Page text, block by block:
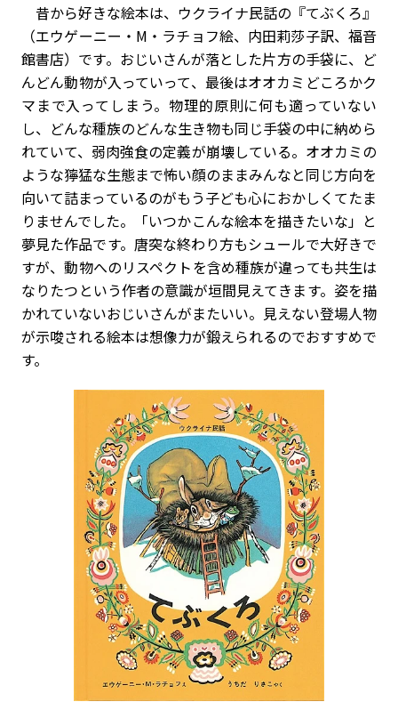
昔から好きな絵本は、ウクライナ民話の『てぶくろ』
（エウゲーニー・M・ラチョフ絵、内田莉莎子訳、福音
館書店）です。おじいさんが落とした片方の手袋に、ど
んどん動物が入っていって、最後はオオカミどころかク
マまで入ってしまう。物理的原則に何も適っていない
し、どんな種族のどんな生き物も同じ手袋の中に納めら
れていて、弱肉強食の定義が崩壊している。オオカミの
ような獰猛な生態まで怖い顔のままみんなと同じ方向を
向いて詰まっているのがもう子ども心におかしくてたま
りませんでした。「いつかこんな絵本を描きたいな」と
夢見た作品です。唐突な終わり方もシュールで大好きで
すが、動物へのリスペクトを含め種族が違っても共生は
なりたつという作者の意識が垣間見えてきます。姿を描
かれていないおじいさんがまたいい。見えない登場人物
が示唆される絵本は想像力が鍛えられるのでおすすめで
す。